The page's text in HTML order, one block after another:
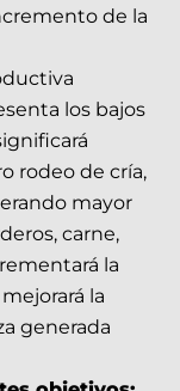
de la
los bajos
rodeo de cría,
mayor
carne,
la
la
generada